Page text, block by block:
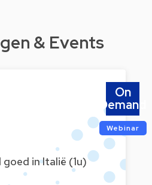
& Events
in Italië (1u)
On
Demand
Webinar